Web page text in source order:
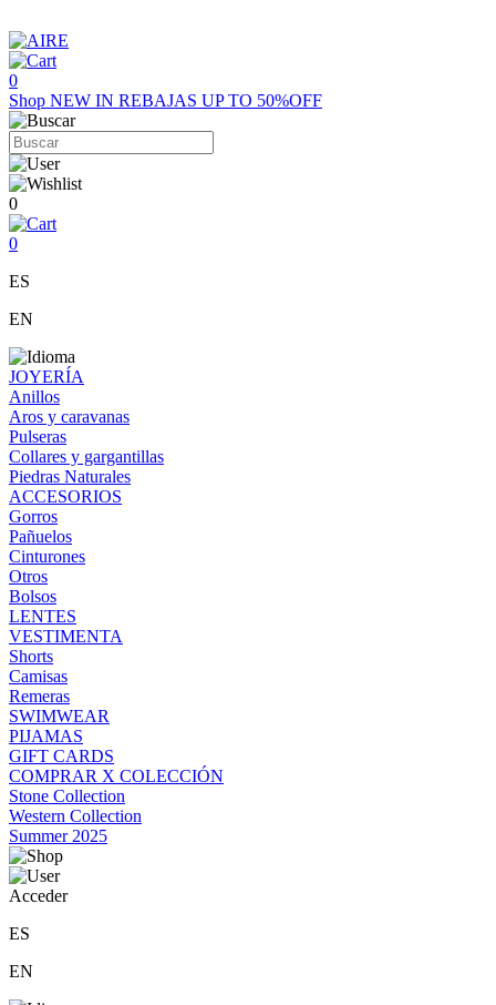
0
Shop NEW IN REBAJAS UP TO 50%OFF
0
0
ES
EN
JOYERÍA
Anillos
Aros y caravanas
Pulseras
Collares y gargantillas
Piedras Naturales
ACCESORIOS
Gorros
Pañuelos
Cinturones
Otros
Bolsos
LENTES
VESTIMENTA
Shorts
Camisas
Remeras
SWIMWEAR
PIJAMAS
GIFT CARDS
COMPRAR X COLECCIÓN
Stone Collection
Western Collection
Summer 2025
Acceder
ES
EN